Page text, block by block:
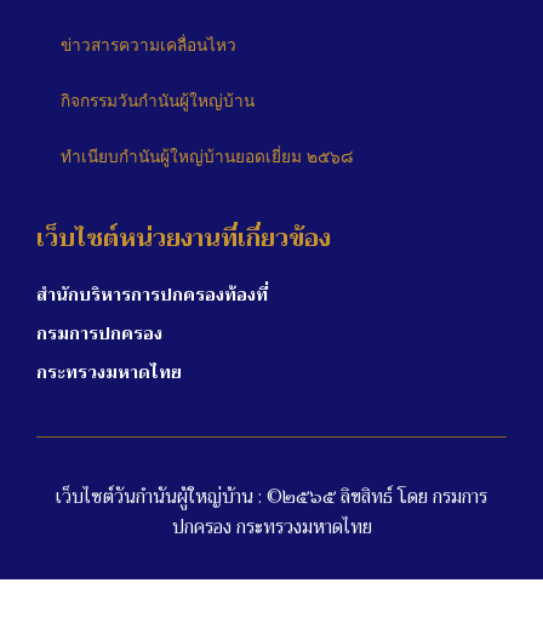
ข่าวสารความเคลื่อนไหว
กิจกรรมวันกำนันผู้ใหญ่บ้าน
ทำเนียบกำนันผู้ใหญ่บ้านยอดเยี่ยม ๒๕๖๘
เว็บไซต์หน่วยงานที่เกี่ยวข้อง
สำนักบริหารการปกครองท้องที่
กรมการปกครอง
กระทรวงมหาดไทย
เว็บไซต์วันกำนันผู้ใหญ่บ้าน : ©๒๕๖๕ ลิขสิทธ์ โดย กรมการ
ปกครอง กระทรวงมหาดไทย